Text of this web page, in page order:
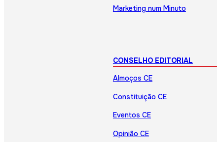
Marketing num Minuto
CONSELHO EDITORIAL
Almoços CE
Constituição CE
Eventos CE
Opinião CE